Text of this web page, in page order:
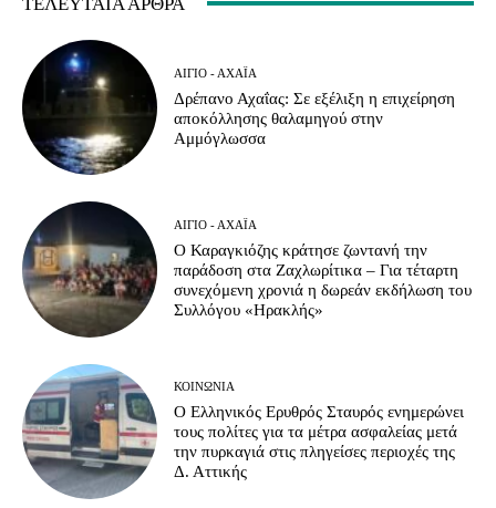
ΑΊΓΙΟ - ΑΧΑΪ́Α
Δρέπανο Αχαΐας: Σε εξέλιξη η επιχείρηση
αποκόλλησης θαλαμηγού στην
Αμμόγλωσσα
ΑΊΓΙΟ - ΑΧΑΪ́Α
Ο Καραγκιόζης κράτησε ζωντανή την
παράδοση στα Ζαχλωρίτικα – Για τέταρτη
συνεχόμενη χρονιά η δωρεάν εκδήλωση του
Συλλόγου «Ηρακλής»
ΚΟΙΝΩΝΊΑ
Ο Ελληνικός Ερυθρός Σταυρός ενημερώνει
τους πολίτες για τα μέτρα ασφαλείας μετά
την πυρκαγιά στις πληγείσες περιοχές της
Δ. Αττικής